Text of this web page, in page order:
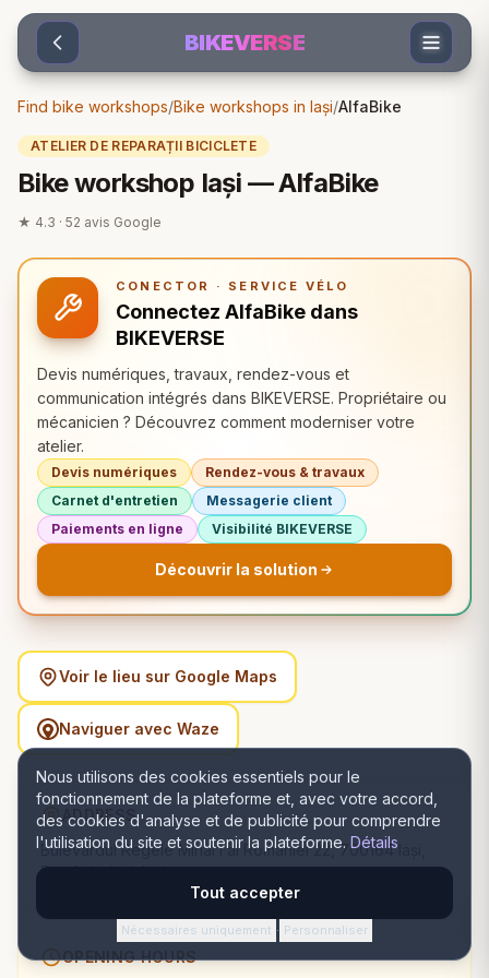
Sari la conținut
Nous utilisons des cookies essentiels pour le
fonctionnement de la plateforme et, avec votre accord,
des cookies d'analyse et de publicité pour comprendre
l'utilisation du site et soutenir la plateforme. Détails
Tout accepter
Nécessaires uniquement · Personnaliser
BIKEVERSE
Find bike workshops/Bike workshops in Iași/AlfaBike
ATELIER DE REPARAȚII BICICLETE
Bike workshop Iași — AlfaBike
★ 4.3 · 52 avis Google
CONECTOR · SERVICE VÉLO
Connectez AlfaBike dans
BIKEVERSE
Devis numériques, travaux, rendez-vous et
communication intégrés dans BIKEVERSE. Propriétaire ou
mécanicien ? Découvrez comment moderniser votre
atelier.
Devis numériques
Rendez-vous & travaux
Carnet d'entretien
Messagerie client
Paiements en ligne
Visibilité BIKEVERSE
Découvrir la solution
Voir le lieu sur Google Maps
Naviguer avec Waze
ADDRESS
Bulevardul Regele Mihai I al României 22, 700164 Iași,
România, Iași, Iași
OPENING HOURS